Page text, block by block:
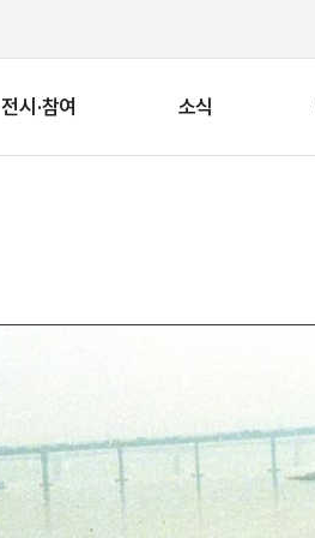
전시·참여 소식